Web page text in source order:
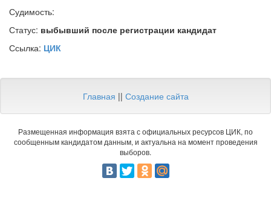
Судимость:
Статус: выбывший после регистрации кандидат
Ссылка: ЦИК
Главная || Создание сайта
Размещенная информация взята с официальных ресурсов ЦИК, по
сообщенным кандидатом данным, и актуальна на момент проведения
выборов.